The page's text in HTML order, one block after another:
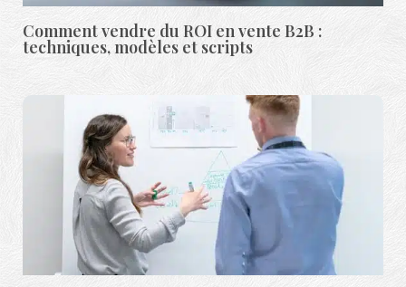
Comment vendre du ROI en vente B2B :
techniques, modèles et scripts